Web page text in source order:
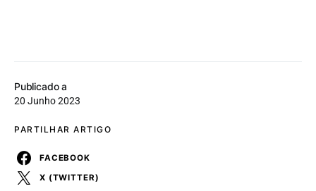
Publicado a
20 Junho 2023
PARTILHAR ARTIGO
FACEBOOK
X (TWITTER)